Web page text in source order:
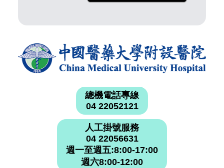
總機電話專線
04 22052121
人工掛號服務
04 22056631
週一至週五:8:00-17:00
週六8:00-12:00